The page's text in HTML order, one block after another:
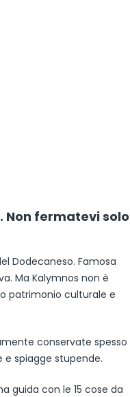
Non fermatevi solo
Dodecaneso. Famosa
Ma Kalymnos non è
patrimonio culturale e
conservate spesso
spiagge stupende.
guida con le 15 cose da